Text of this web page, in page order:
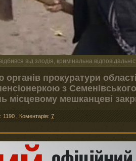
від злодія, кримінальна
органів прокуратури
з
місцевому мешканцеві
1190 , Коментарів: 7